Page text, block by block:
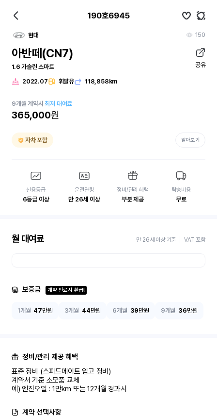
190호6945
현대 150
아반떼(CN7)
1.6 가솔린 스마트 공유
2022.07 휘발유 118,858km
9개월 계약시최저 대여료
365,000원
자차 포함 알아보기
신용등급
6등급 이상
운전연령
만 26세 이상
정비/관리 혜택
부분 제공
탁송비용
무료
월 대여료 만 26세 이상 기준 VAT 포함
보증금 계약 만료시 환급!
1개월 47만원 3개월 44만원 6개월 39만원 9개월 36만원
정비/관리 제공 혜택
표준 정비 (스피드메이트 입고 정비)
계약서 기준 소모품 교체
예) 엔진오일 : 1만km 또는 12개월 경과시
계약 선택사항